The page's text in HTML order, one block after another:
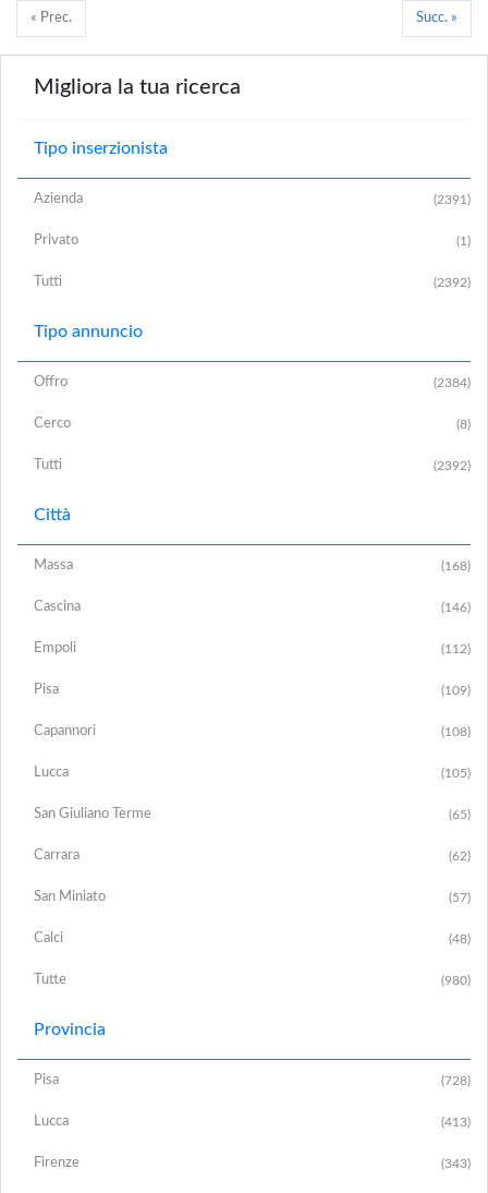
« Prec. Succ. »
Migliora la tua ricerca
Tipo inserzionista
Azienda (2391)
Privato (1)
Tutti (2392)
Tipo annuncio
Offro (2384)
Cerco (8)
Tutti (2392)
Città
Massa (168)
Cascina (146)
Empoli (112)
Pisa (109)
Capannori (108)
Lucca (105)
San Giuliano Terme (65)
Carrara (62)
San Miniato (57)
Calci (48)
Tutte (980)
Provincia
Pisa (728)
Lucca (413)
Firenze (343)